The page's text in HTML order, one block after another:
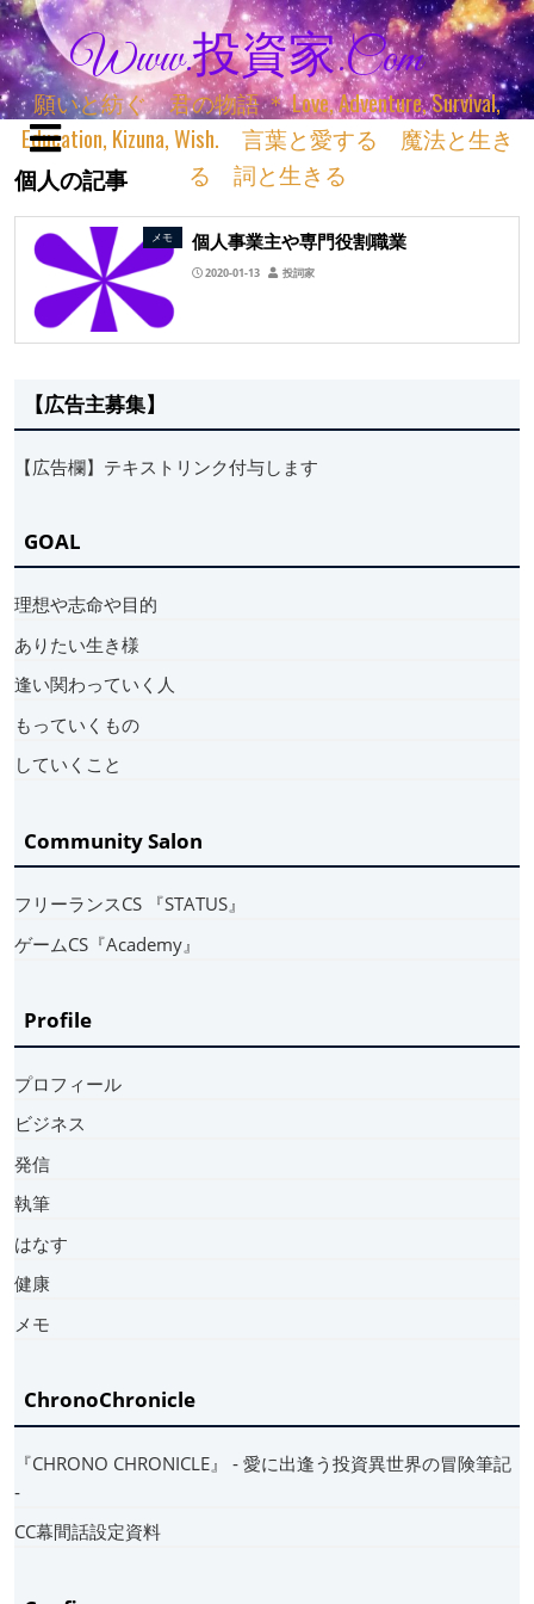
Www.投資家.com
願いと紡ぐ 君の物語 ＊ Love, Adventure, Survival,
Education, Kizuna, Wish. 言葉と愛する 魔法と生き
る 詞と生きる
個人の記事
メモ 個人事業主や専門役割職業
2020-01-13 投詞家
【広告主募集】
【広告欄】テキストリンク付与します
GOAL
理想や志命や目的
ありたい生き様
逢い関わっていく人
もっていくもの
していくこと
Community Salon
フリーランスCS 『STATUS』
ゲームCS『Academy』
Profile
プロフィール
ビジネス
発信
執筆
はなす
健康
メモ
ChronoChronicle
『CHRONO CHRONICLE』 ‐ 愛に出逢う投資異世界の冒険筆記
‐
CC幕間話設定資料